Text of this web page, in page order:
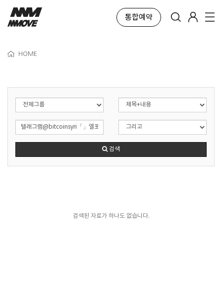
통합예약
HOME
검색
검색된 자료가 하나도 없습니다.